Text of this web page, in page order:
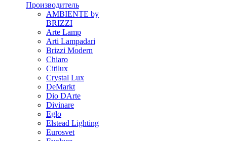
Производитель
AMBIENTE by
BRIZZI
Arte Lamp
Arti Lampadari
Brizzi Modern
Chiaro
Citilux
Crystal Lux
DeMarkt
Dio DArte
Divinare
Eglo
Elstead Lighting
Eurosvet